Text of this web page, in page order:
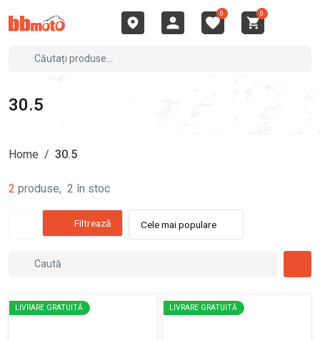
0 0
30.5
Home / 30.5
2 produse, 2 în stoc
Filtrează Cele mai populare
LIVRARE GRATUITĂ LIVRARE GRATUITĂ